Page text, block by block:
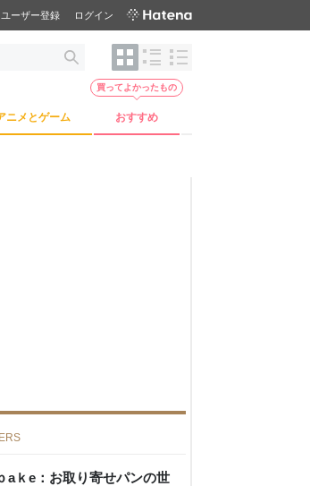
ユーザー登録 ログイン
ニメとゲーム おすすめ
買ってよかったもの
aｋe：お取り寄せパンの世